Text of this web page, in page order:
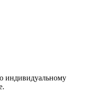
индивидуальному